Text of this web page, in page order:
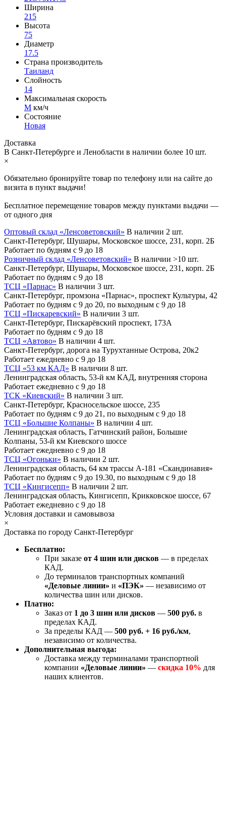
Ширина
215
Высота
75
Диаметр
17.5
Страна производитель
Таиланд
Слойность
14
Максимальная скорость
M км/ч
Состояние
Новая
Доставка
В Санкт-Петербурге и Ленобласти в наличии более 10 шт.
×
Обязательно бронируйте товар по телефону или на сайте до
визита в пункт выдачи!
Бесплатное перемещение товаров между пунктами выдачи —
от одного дня
Оптовый склад «Ленсоветовский» В наличии 2 шт.
Санкт-Петербург, Шушары, Московское шоссе, 231, корп. 2Б
Работает по будням с 9 до 18
Розничный склад «Ленсоветовский» В наличии >10 шт.
Санкт-Петербург, Шушары, Московское шоссе, 231, корп. 2Б
Работает по будням с 9 до 18
ТСЦ «Парнас» В наличии 3 шт.
Санкт-Петербург, промзона «Парнас», проспект Культуры, 42
Работает по будням с 9 до 20, по выходным с 9 до 18
ТСЦ «Пискаревский» В наличии 3 шт.
Санкт-Петербург, Пискарёвский проспект, 173А
Работает по будням с 9 до 18
ТСЦ «Автово» В наличии 4 шт.
Санкт-Петербург, дорога на Турухтанные Острова, 20к2
Работает ежедневно с 9 до 18
ТСЦ «53 км КАД» В наличии 8 шт.
Ленинградская область, 53-й км КАД, внутренняя сторона
Работает ежедневно с 9 до 18
ТСК «Киевский» В наличии 3 шт.
Санкт-Петербург, Красносельское шоссе, 235
Работает по будням с 9 до 21, по выходным с 9 до 18
ТСЦ «Большие Колпаны» В наличии 4 шт.
Ленинградская область, Гатчинский район, Большие
Колпаны, 53-й км Киевского шоссе
Работает ежедневно с 9 до 18
ТСЦ «Огоньки» В наличии 2 шт.
Ленинградская область, 64 км трассы А-181 «Скандинавия»
Работает по будням с 9 до 19.30, по выходным с 9 до 18
ТСЦ «Кингисепп» В наличии 2 шт.
Ленинградская область, Кингисепп, Крикковское шоссе, 67
Работает ежедневно с 9 до 18
Условия доставки и самовывоза
×
Доставка по городу Санкт-Петербург
Бесплатно:
При заказе от 4 шин или дисков — в пределах
КАД.
До терминалов транспортных компаний
«Деловые линии» и «ПЭК» — независимо от
количества шин или дисков.
Платно:
Заказ от 1 до 3 шин или дисков — 500 руб. в
пределах КАД.
За пределы КАД — 500 руб. + 16 руб./км,
независимо от количества.
Дополнительная выгода:
Доставка между терминалами транспортной
компании «Деловые линии» — скидка 10% для
наших клиентов.